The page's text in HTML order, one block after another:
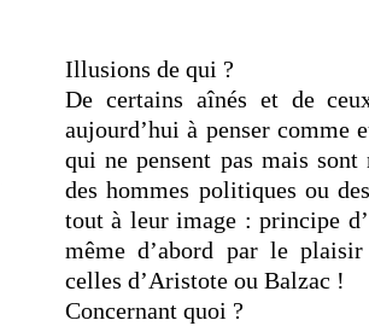
Illusions de qui ?
De certains aînés et de
aujourd’hui à penser comme
qui ne pensent pas mais sont
des hommes politiques ou
tout à leur image : principe
même d’abord par le
celles d’Aristote ou Balzac !
Concernant quoi ?